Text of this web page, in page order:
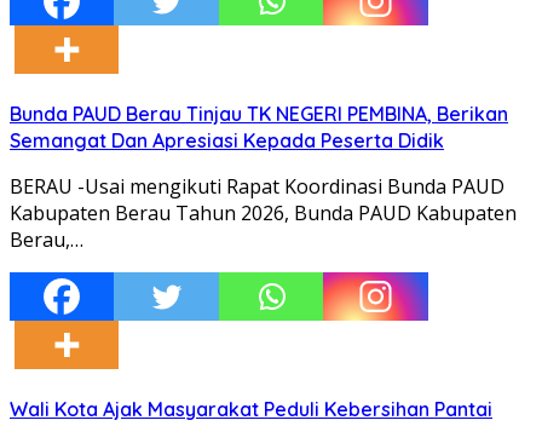
Bunda PAUD Berau Tinjau TK NEGERI PEMBINA, Berikan
Semangat Dan Apresiasi Kepada Peserta Didik
BERAU -Usai mengikuti Rapat Koordinasi Bunda PAUD
Kabupaten Berau Tahun 2026, Bunda PAUD Kabupaten
Berau,…
Wali Kota Ajak Masyarakat Peduli Kebersihan Pantai